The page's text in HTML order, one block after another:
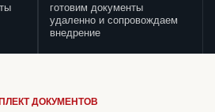
готовим документы
удаленно и сопровождаем
внедрение
ДОКУМЕНТОВ